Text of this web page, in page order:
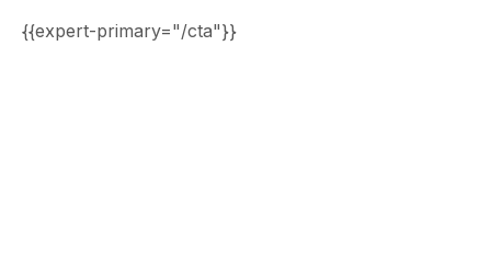
{{expert-primary="/cta"}}